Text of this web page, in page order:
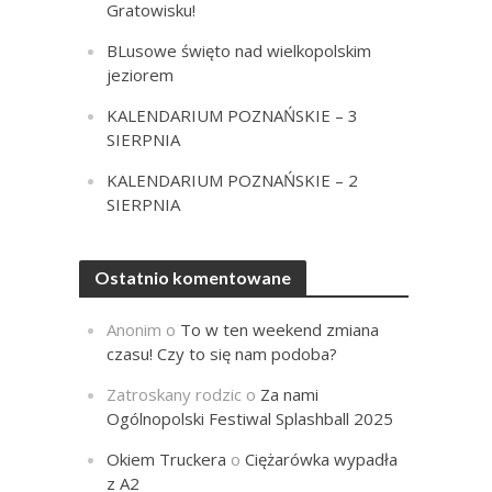
Gratowisku!
BLusowe święto nad wielkopolskim
jeziorem
KALENDARIUM POZNAŃSKIE – 3
SIERPNIA
KALENDARIUM POZNAŃSKIE – 2
SIERPNIA
Ostatnio komentowane
Anonim o To w ten weekend zmiana
czasu! Czy to się nam podoba?
Zatroskany rodzic o Za nami
Ogólnopolski Festiwal Splashball 2025
Okiem Truckera oCiężarówka wypadła
z A2